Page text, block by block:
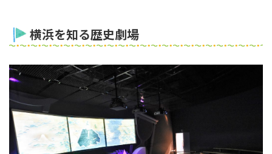
横浜を知る歴史劇場